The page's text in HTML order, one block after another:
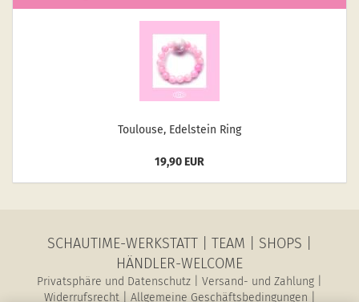
Tou­lou­se, Edel­stein Ring
19,90 EUR
SCHAUTIME-WERKSTATT TEAM SHOPS
HÄNDLER-WELCOME
Privatsphäre und Datenschutz Versand- und Zahlung
Widerrufsrecht| Allgemeine Geschäftsbedingungen